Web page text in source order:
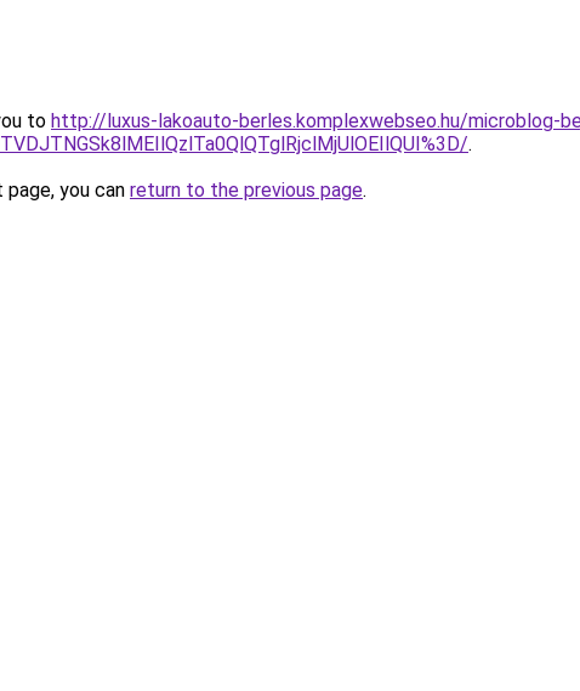
to http://luxus-lakoauto-berles.komplexwebseo.hu/
.
you can return to the previous page.